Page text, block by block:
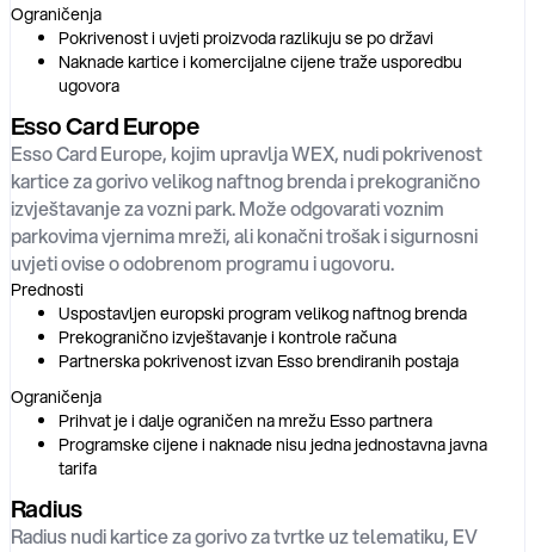
Ograničenja
Pokrivenost i uvjeti proizvoda razlikuju se po državi
Naknade kartice i komercijalne cijene traže usporedbu
ugovora
Esso Card Europe
Esso Card Europe, kojim upravlja WEX, nudi pokrivenost
kartice za gorivo velikog naftnog brenda i prekogranično
izvještavanje za vozni park. Može odgovarati voznim
parkovima vjernima mreži, ali konačni trošak i sigurnosni
uvjeti ovise o odobrenom programu i ugovoru.
Prednosti
Uspostavljen europski program velikog naftnog brenda
Prekogranično izvještavanje i kontrole računa
Partnerska pokrivenost izvan Esso brendiranih postaja
Ograničenja
Prihvat je i dalje ograničen na mrežu Esso partnera
Programske cijene i naknade nisu jedna jednostavna javna
tarifa
Radius
Radius nudi kartice za gorivo za tvrtke uz telematiku, EV